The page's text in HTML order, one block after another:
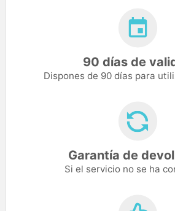
90 días de
Dispones de 90 días para
Garantía de
Si el servicio no se ha